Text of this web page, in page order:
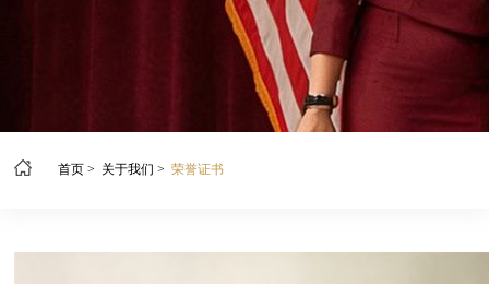
首页 > 关于我们 >荣誉证书